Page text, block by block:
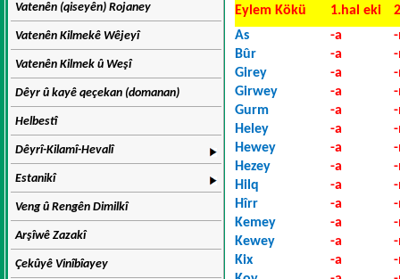
Vatenên (qiseyên) Rojaney
Vatenên Kilmekê Wêjeyî
Vatenên Kilmek û Weşî
Dêyr û kayê qeçekan (domanan)
Helbestî
Dêyrî-Kilamî-Hevalî
Estanikî
Veng û Rengên Dimilkî
Arşîwê Zazakî
Çekûyê Vinîbîayey
Eylem Kökü 1.hal eki
As
-a
Bûr
-a
Girey
-a
Girwey
-a
Gurm
-a
Heley
-a
Hewey
-a
Hezey
-a
Hilq
-a
Hîrr
-a
Kemey
-a
Kewey
-a
Kix
-a